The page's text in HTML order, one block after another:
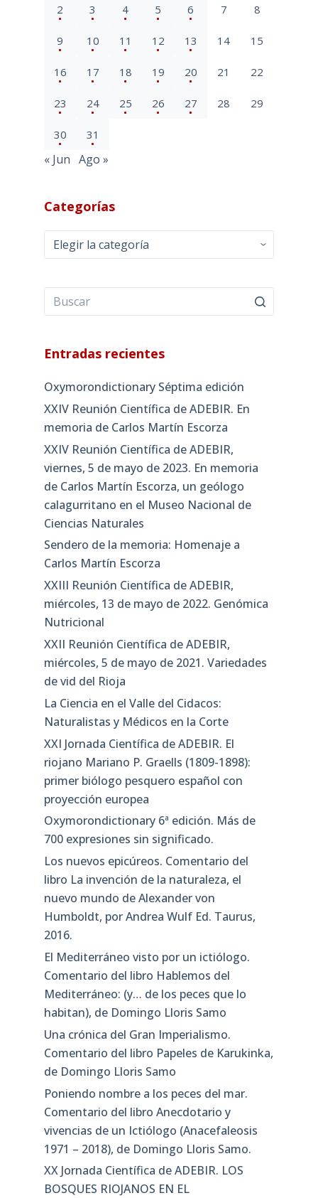
2 3 4 5 6 7 8
9 10 11 12 13 14 15
16 17 18 19 20 21 22
23 24 25 26 27 28 29
30 31
« Jun Ago »
Categorías
Categorías
Entradas recientes
Oxymorondictionary Séptima edición
XXIV Reunión Científica de ADEBIR. En
memoria de Carlos Martín Escorza
XXIV Reunión Científica de ADEBIR,
viernes, 5 de mayo de 2023. En memoria
de Carlos Martín Escorza, un geólogo
calagurritano en el Museo Nacional de
Ciencias Naturales
Sendero de la memoria: Homenaje a
Carlos Martín Escorza
XXIII Reunión Científica de ADEBIR,
miércoles, 13 de mayo de 2022. Genómica
Nutricional
XXII Reunión Científica de ADEBIR,
miércoles, 5 de mayo de 2021. Variedades
de vid del Rioja
La Ciencia en el Valle del Cidacos:
Naturalistas y Médicos en la Corte
XXI Jornada Científica de ADEBIR. El
riojano Mariano P. Graells (1809-1898):
primer biólogo pesquero español con
proyección europea
Oxymorondictionary 6ª edición. Más de
700 expresiones sin significado.
Los nuevos epicúreos. Comentario del
libro La invención de la naturaleza, el
nuevo mundo de Alexander von
Humboldt, por Andrea Wulf Ed. Taurus,
2016.
El Mediterráneo visto por un ictiólogo.
Comentario del libro Hablemos del
Mediterráneo: (y… de los peces que lo
habitan), de Domingo Lloris Samo
Una crónica del Gran Imperialismo.
Comentario del libro Papeles de Karukinka,
de Domingo Lloris Samo
Poniendo nombre a los peces del mar.
Comentario del libro Anecdotario y
vivencias de un Ictiólogo (Anacefaleosis
1971 – 2018), de Domingo Lloris Samo.
XX Jornada Científica de ADEBIR. LOS
BOSQUES RIOJANOS EN EL